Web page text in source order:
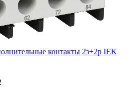
контакты 2з+2р IEK